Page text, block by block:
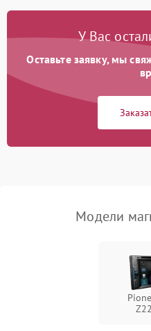
У Вас
Оставьте заявку, мы
Модели